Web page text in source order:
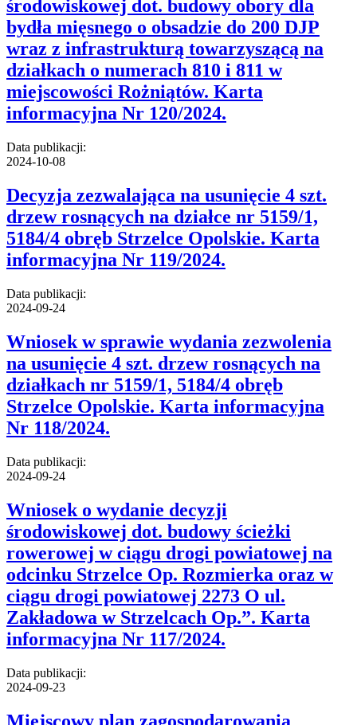
środowiskowej dot. budowy obory dla
bydła mięsnego o obsadzie do 200 DJP
wraz z infrastrukturą towarzyszącą na
działkach o numerach 810 i 811 w
miejscowości Rożniątów. Karta
informacyjna Nr 120/2024.
Data publikacji:
2024-10-08
Decyzja zezwalająca na usunięcie 4 szt.
drzew rosnących na działce nr 5159/1,
5184/4 obręb Strzelce Opolskie. Karta
informacyjna Nr 119/2024.
Data publikacji:
2024-09-24
Wniosek w sprawie wydania zezwolenia
na usunięcie 4 szt. drzew rosnących na
działkach nr 5159/1, 5184/4 obręb
Strzelce Opolskie. Karta informacyjna
Nr 118/2024.
Data publikacji:
2024-09-24
Wniosek o wydanie decyzji
środowiskowej dot. budowy ścieżki
rowerowej w ciągu drogi powiatowej na
odcinku Strzelce Op. Rozmierka oraz w
ciągu drogi powiatowej 2273 O ul.
Zakładowa w Strzelcach Op.”. Karta
informacyjna Nr 117/2024.
Data publikacji:
2024-09-23
Miejscowy plan zagospodarowania